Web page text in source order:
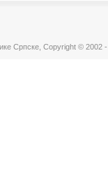
Српске, Copyright © 2002 -